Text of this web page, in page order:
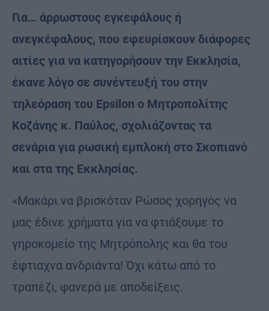
Για… άρρωστους εγκεφάλους ή
ανεγκέφαλους, που εφευρίσκουν διάφορες
αιτίες για να κατηγορήσουν την Εκκλησία,
έκανε λόγο σε συνέντευξή του στην
τηλεόραση του Epsilon ο Μητροπολίτης
Κοζάνης κ. Παύλος, σχολιάζοντας τα
σενάρια για ρωσική εμπλοκή στο Σκοπιανό
και στα της Εκκλησίας.
«Μακάρι να βρισκόταν Ρώσος χορηγός να
μας έδινε χρήματα για να φτιάξουμε το
γηροκομείο της Μητρόπολης και θα του
έφτιαχνα ανδριάντα! Όχι κάτω από το
τραπέζι, φανερά με αποδείξεις.